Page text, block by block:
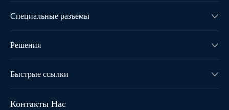
Специальные разъемы 
Решения 
Быстрые ссылки 
Контакты Нас